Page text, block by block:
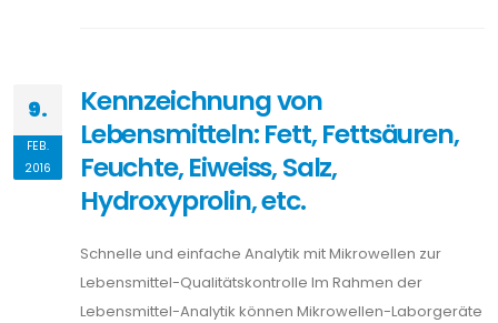
9.
FEB.
2016
Kennzeichnung von
Lebensmitteln: Fett, Fettsäuren,
Feuchte, Eiweiss, Salz,
Hydroxyprolin, etc.
Schnelle und einfache Analytik mit Mikrowellen zur
Lebensmittel-Qualitätskontrolle Im Rahmen der
Lebensmittel-Analytik können Mikrowellen-Laborgeräte